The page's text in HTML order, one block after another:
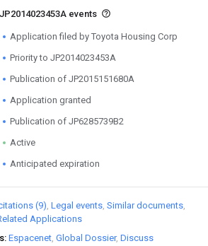
events
Application filed by Toyota Housing Corp
Priority to JP2014023453A
Publication of JP2015151680A
Application granted
Publication of JP6285739B2
Active
Anticipated expiration
(9) Legal events Similar documents
Applications
Espacenet Global Dossier Discuss